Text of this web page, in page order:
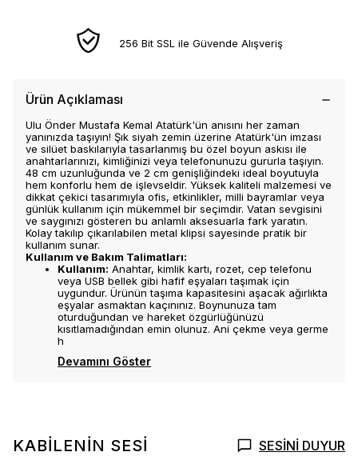
256 Bit SSL ile Güvende Alışveriş
Ürün Açıklaması
Ulu Önder Mustafa Kemal Atatürk'ün anısını her zaman
yanınızda taşıyın! Şık siyah zemin üzerine Atatürk'ün imzası
ve silüet baskılarıyla tasarlanmış bu özel boyun askısı ile
anahtarlarınızı, kimliğinizi veya telefonunuzu gururla taşıyın.
48 cm uzunluğunda ve 2 cm genişliğindeki ideal boyutuyla
hem konforlu hem de işlevseldir. Yüksek kaliteli malzemesi ve
dikkat çekici tasarımıyla ofis, etkinlikler, milli bayramlar veya
günlük kullanım için mükemmel bir seçimdir. Vatan sevgisini
ve saygınızı gösteren bu anlamlı aksesuarla fark yaratın.
Kolay takılıp çıkarılabilen metal klipsi sayesinde pratik bir
kullanım sunar.
Kullanım ve Bakım Talimatları:
Kullanım: Anahtar, kimlik kartı, rozet, cep telefonu
veya USB bellek gibi hafif eşyaları taşımak için
uygundur. Ürünün taşıma kapasitesini aşacak ağırlıkta
eşyalar asmaktan kaçınınız. Boynunuza tam
oturduğundan ve hareket özgürlüğünüzü
kısıtlamadığından emin olunuz. Ani çekme veya germe
h
Devamını Göster
KABİLENİN SESİ SESİNİ DUYUR